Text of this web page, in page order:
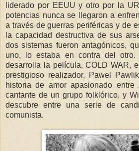
liderado por EEUU y otro por la
potencias nunca se llegaron a
a través de guerras periféricas y de
la capacidad destructiva de sus
dos sistemas fueron antagónicos,
uno, lo estaba en contra del
desarrolla la película, COLD WAR,
prestigioso realizador, Pawel
historia de amor apasionado
cantante de un grupo folklórico, y
descubre entre una serie de
comunista.